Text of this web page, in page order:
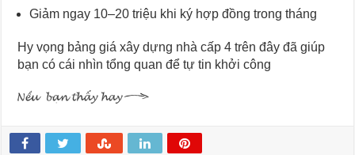
Giảm ngay 10–20 triệu khi ký hợp đồng trong tháng
Hy vọng bảng giá xây dựng nhà cấp 4 trên đây đã giúp
bạn có cái nhìn tổng quan để tự tin khởi công